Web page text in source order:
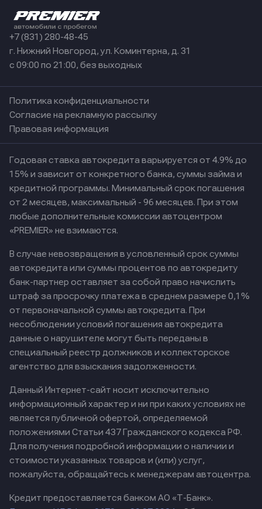
+7 (831) 280-48-45
г. Нижний Новгород, ул. Коминтерна, д. 31
с 09:00 по 21:00, без выходных
Политика конфиденциальности
Согласие на рекламную рассылку
Правовая информация
Годовая ставка автокредита варьируется от 4.9% до
15% и зависит от конкретного банка, суммы займа и
кредитной программы. Минимальный срок погашения
от 2 месяцев, максимальный - 96 месяцев. При этом
любые дополнительные комиссии автоцентром
«PREMIER» не взимаются.
В случае невозвращения в условленный срок суммы
автокредита или суммы процентов по автокредиту
банк-партнер оставляет за собой право начислить
штраф за просрочку платежа в среднем размере 0,1%
от первоначальной суммы автокредита. При
несоблюдении условий погашения автокредита
данные о нарушителе могут быть переданы в
специальный реестр должников и коллекторское
агентство для взыскания задолженности.
Данный Интернет-сайт носит исключительно
информационный характер и ни при каких условиях не
является публичной офертой, определяемой
положениями Статьи 437 Гражданского кодекса РФ.
Для получения подробной информации о наличии и
стоимости указанных товаров и (или) услуг,
пожалуйста, обращайтесь к менеджерам автоцентра.
Кредит предоставляется банком АО «Т-Банк».